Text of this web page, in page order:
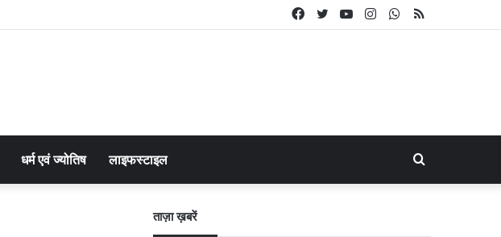
RSS
WhatsApp
Instagram
YouTube
Twitter
Facebook
धर्म एवं ज्योतिष लाइफस्टाइल Search
ताज़ा ख़बरें